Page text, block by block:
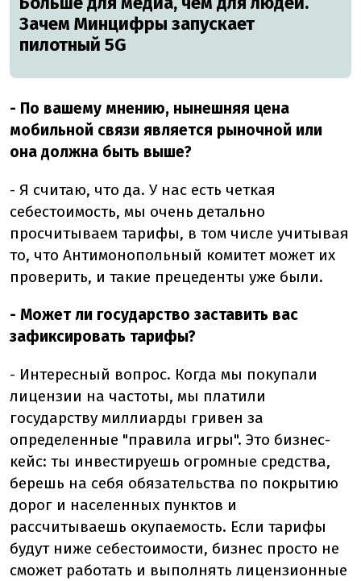
Зачем Минцифры запускает
пилотный 5G
- По вашему мнению, нынешняя цена
мобильной связи является рыночной или
она должна быть выше?
- Я считаю, что да. У нас есть четкая
себестоимость, мы очень детально
просчитываем тарифы, в том числе учитывая
то, что Антимонопольный комитет может их
проверить, и такие прецеденты уже были.
- Может ли государство заставить вас
зафиксировать тарифы?
- Интересный вопрос. Когда мы покупали
лицензии на частоты, мы платили
государству миллиарды гривен за
определенные "правила игры". Это бизнес-
кейс: ты инвестируешь огромные средства,
берешь на себя обязательства по покрытию
дорог и населенных пунктов и
рассчитываешь окупаемость. Если тарифы
будут ниже себестоимости, бизнес просто не
сможет работать и выполнять лицензионные